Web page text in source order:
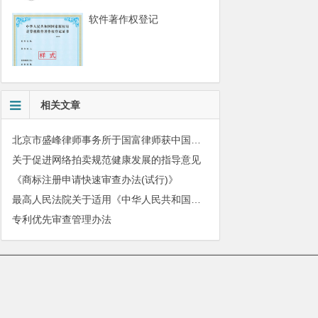
软件著作权登记
相关文章
关于促进网络拍卖规范健康发展的指导意见
《商标注册申请快速审查办法(试行)》
专利优先审查管理办法